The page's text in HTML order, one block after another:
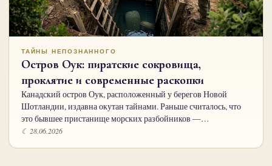
ТАЙНЫ НЕПОЗНАННОГО
Остров Оук: пиратские сокровища,
проклятие и современные раскопки
Канадский остров Оук, расположенный у берегов Новой
Шотландии, издавна окутан тайнами. Раньше считалось, что
это бывшее пристанище морских разбойников —…
☾ 28.06.2026